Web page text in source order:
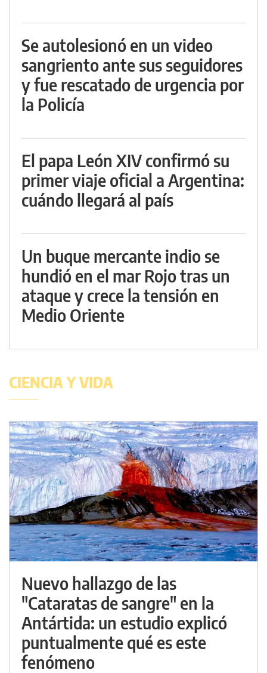
Se autolesionó en un video
sangriento ante sus seguidores
y fue rescatado de urgencia por
la Policía
El papa León XIV confirmó su
primer viaje oficial a Argentina:
cuándo llegará al país
Un buque mercante indio se
hundió en el mar Rojo tras un
ataque y crece la tensión en
Medio Oriente
CIENCIA Y VIDA
Nuevo hallazgo de las
"Cataratas de sangre" en la
Antártida: un estudio explicó
puntualmente qué es este
fenómeno